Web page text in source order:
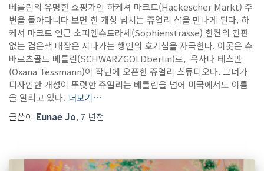
베를린의 유명한 쇼핑가인 하케셔 마크트(Hackescher Markt) 주
변을 돌아다니다 보면 한 개성 넘치는 쥬얼리 샵을 만나게 된다. 하
케셔 마크트 인근 소피엔슈트라세(Sophienstrasse) 한켠의 간판
없는 검은색 매장은 지나가는 행인의 호기심을 자극한다. 이곳은 슈
바르츠골드 베를린(SCHWARZGOLDberlin)로, 옥사나 테스만
(Oxana Tessmann)이 작년에 오픈한 쥬얼리 스튜디오다. 그녀가
디자인한 개성이 뚜렷한 쥬얼리는 베를린을 넘어 미국에서도 이름
을 알리고 있다. 더보기…
글쓴이 Eunae Jo, 7 년전